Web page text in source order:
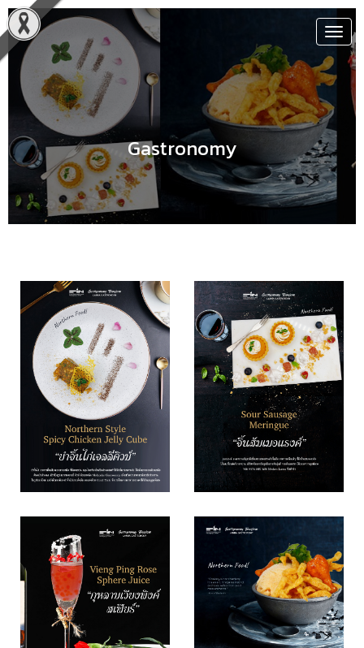
Gastronomy